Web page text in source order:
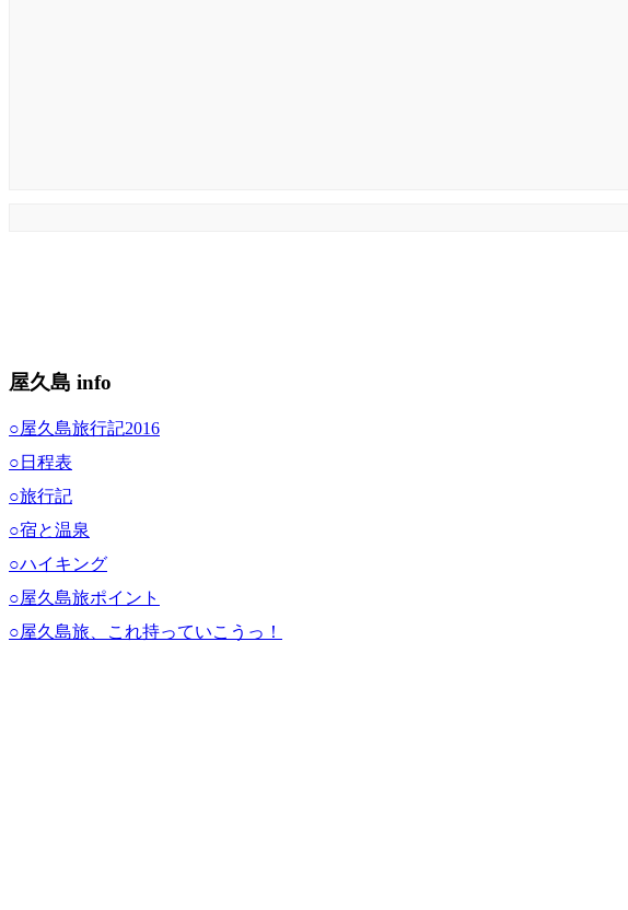
屋久島 info
○屋久島旅行記2016
○日程表
○旅行記
○宿と温泉
○ハイキング
○屋久島旅ポイント
○屋久島旅、これ持っていこうっ！